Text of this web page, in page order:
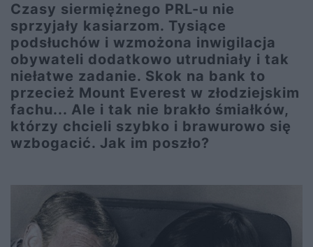
Czasy siermiężnego PRL-u nie
sprzyjały kasiarzom. Tysiące
podsłuchów i wzmożona inwigilacja
obywateli dodatkowo utrudniały i tak
niełatwe zadanie. Skok na bank to
przecież Mount Everest w złodziejskim
fachu... Ale i tak nie brakło śmiałków,
którzy chcieli szybko i brawurowo się
wzbogacić. Jak im poszło?